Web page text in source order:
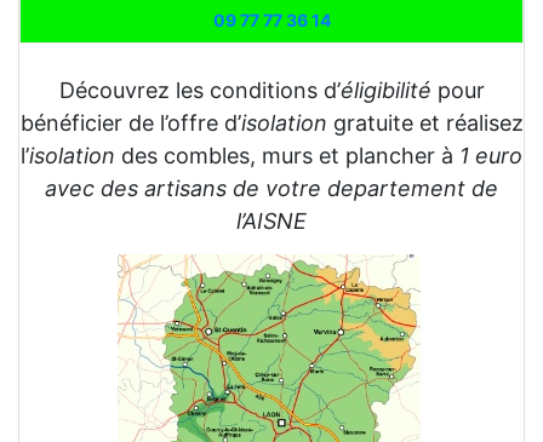
09 77 77 36 14
Découvrez les conditions d’éligibilité pour
bénéficier de l’offre d’isolation gratuite et réalisez
l’isolation des combles, murs et plancher à 1 euro
avec des artisans de votre departement de
l’AISNE